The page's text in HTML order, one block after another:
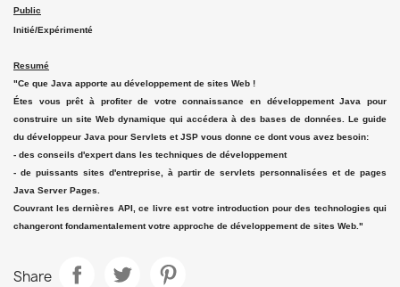
Public
Initié/Expérimenté
Resumé
"Ce que Java apporte au développement de sites Web !
Étes vous prêt à profiter de votre connaissance en développement Java pour
construire un site Web dynamique qui accédera à des bases de données. Le guide
du développeur Java pour Servlets et JSP vous donne ce dont vous avez besoin:
- des conseils d'expert dans les techniques de développement
- de puissants sites d'entreprise, à partir de servlets personnalisées et de pages
Java Server Pages.
Couvrant les dernières API, ce livre est votre introduction pour des technologies qui
changeront fondamentalement votre approche de développement de sites Web."
Share